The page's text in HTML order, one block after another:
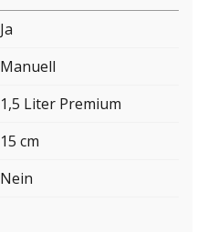
Ja
Manuell
1,5 Liter Premium
15 cm
Nein